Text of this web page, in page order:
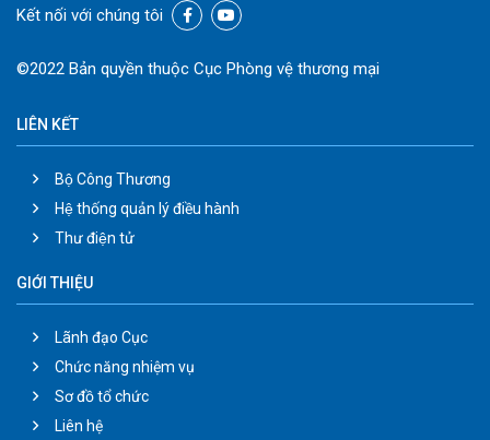
Kết nối với chúng tôi
©2022 Bản quyền thuộc Cục Phòng vệ thương mại
LIÊN KẾT
Bộ Công Thương
Hệ thống quản lý điều hành
Thư điện tử
GIỚI THIỆU
Lãnh đạo Cục
Chức năng nhiệm vụ
Sơ đồ tổ chức
Liên hệ